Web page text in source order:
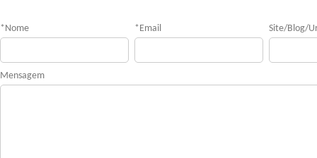
* Nome * Email Site/Blog/
Mensagem